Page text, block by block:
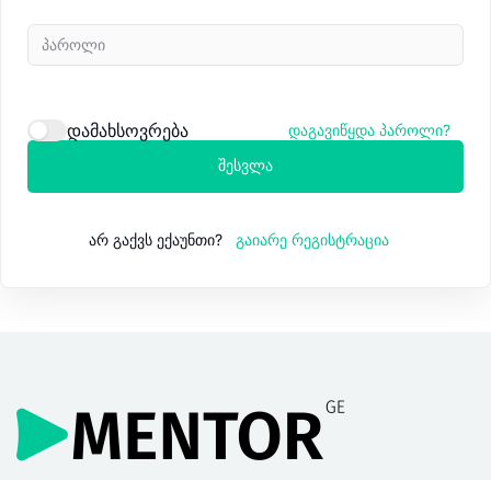
დამახსოვრება დაგავიწყდა პაროლი?
შესვლა
არ გაქვს ექაუნთი? გაიარე რეგისტრაცია
Remember me